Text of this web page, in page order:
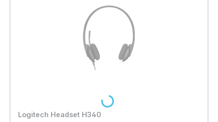
Logitech Headset H340Loading...